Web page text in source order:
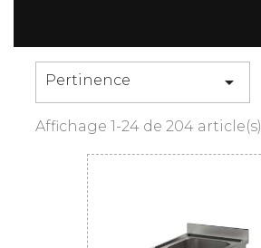
Pertinence 
Affichage 1-24 de 204 article(s)